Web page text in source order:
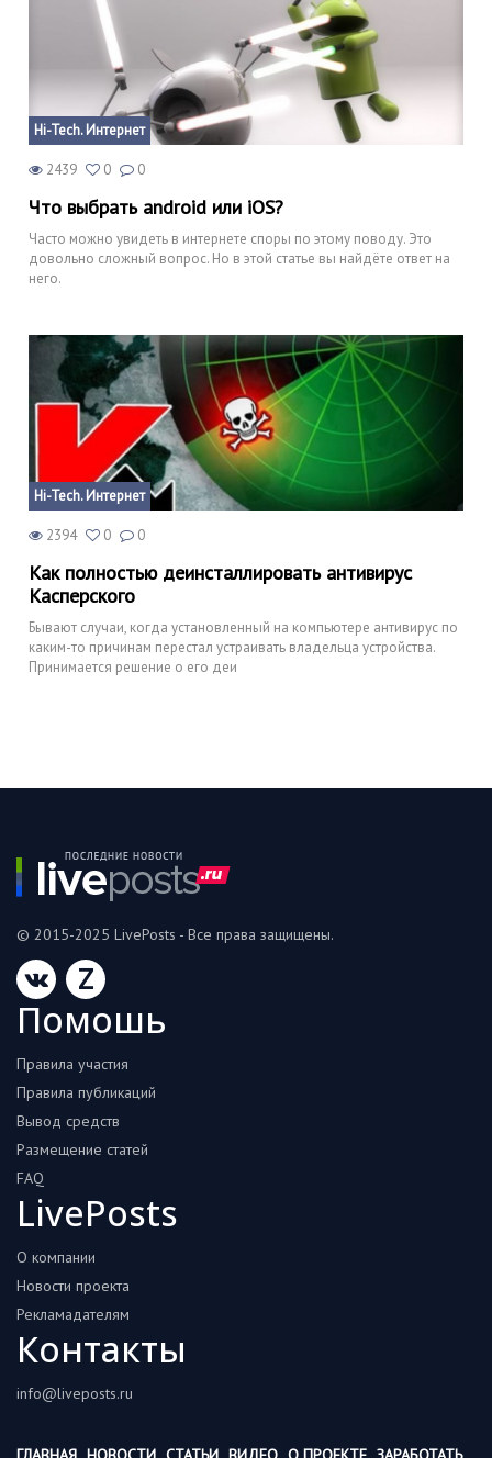
Hi-Tech. Интернет
2439 0 0
Что выбрать android или iOS?
Часто можно увидеть в интернете споры по этому поводу. Это
довольно сложный вопрос. Но в этой статье вы найдёте ответ на
него.
Hi-Tech. Интернет
2394 0 0
Как полностью деинсталлировать антивирус
Касперского
Бывают случаи, когда установленный на компьютере антивирус по
каким-то причинам перестал устраивать владельца устройства.
Принимается решение о его деи
© 2015-2025 LivePosts - Все права защищены.
Z
Помошь
Правила участия
Правила публикаций
Вывод средств
Размещение статей
FAQ
LivePosts
О компании
Новости проекта
Рекламадателям
Контакты
info@liveposts.ru